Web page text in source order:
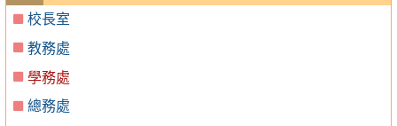
校長室
教務處
學務處
總務處